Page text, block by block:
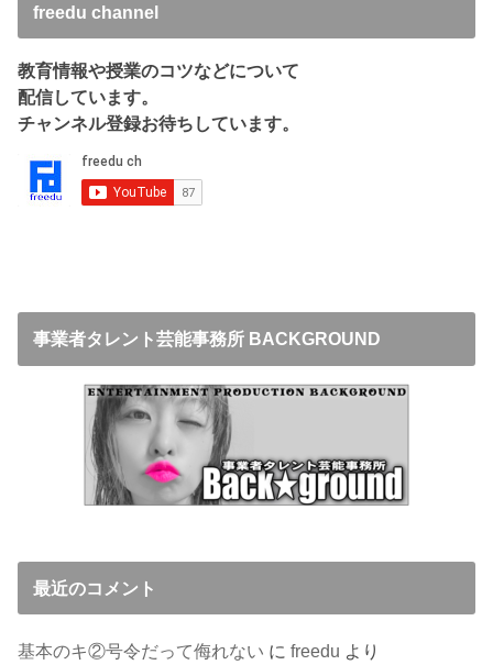
freedu channel
教育情報や授業のコツなどについて
配信しています。
チャンネル登録お待ちしています。
事業者タレント芸能事務所 BACKGROUND
最近のコメント
基本のキ②号令だって侮れない にfreedu より